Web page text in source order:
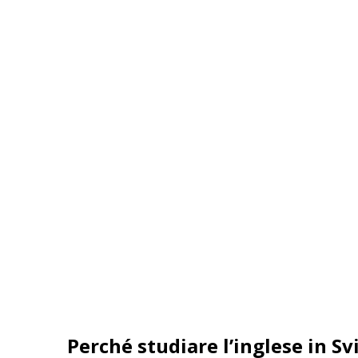
Perché studiare l’inglese in